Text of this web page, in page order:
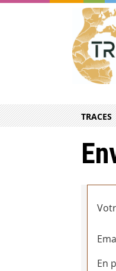
TRACES
En